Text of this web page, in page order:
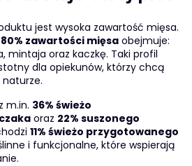
jest wysoka zawartość mięsa.
80% zawartości mięsaobejmuje:
mintaja oraz kaczkę. Taki profil
dla opiekunów, którzy chcą
m.in. 36% świeżo
oraz 22% suszonego
11% świeżo przygotowanego
i funkcjonalne, które wspierają